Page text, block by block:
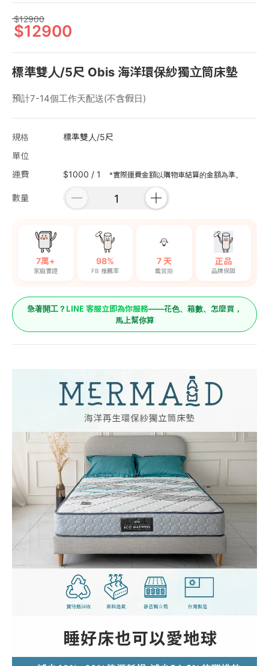
12900
12900
標準雙人/5尺 Obis 海洋環保紗獨立筒床墊
預計7-14個工作天配送(不含假日)
規格
標準雙人/5尺
單位
運費
$1000 / 1 *實際運費金額以購物車結算的金額為準。
數量
7萬+
家庭實證
98%
FB 推薦率
7 天
鑑賞期
正品
品牌保固
急著開工？ LINE 客服立即為你服務——花色、箱數、怎麼買，
馬上幫你算